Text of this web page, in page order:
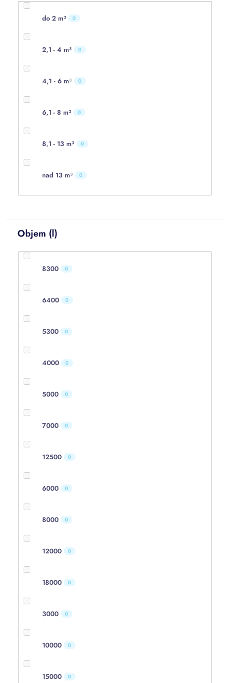
do 2 m³ 0
2,1 - 4 m³ 0
4,1 - 6 m³ 0
6,1 - 8 m³ 0
8,1 - 13 m³ 0
nad 13 m³ 0
Objem (l)
8300 0
6400 0
5300 0
4000 0
5000 0
7000 0
12500 0
6000 0
8000 0
12000 0
18000 0
3000 0
10000 0
15000 0